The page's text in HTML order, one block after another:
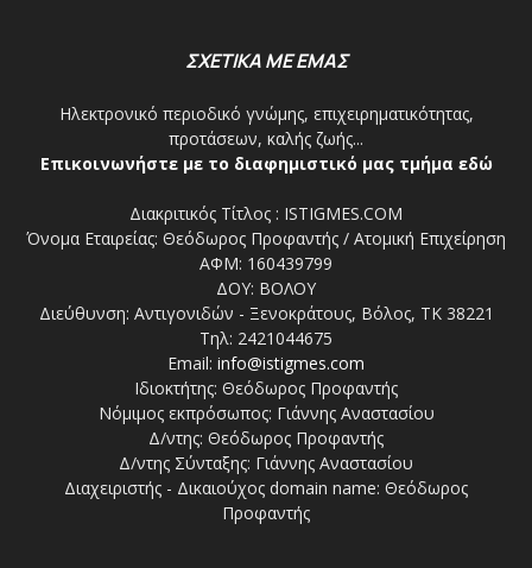
ΣΧΕΤΙΚΑ ΜΕ ΕΜΑΣ
Ηλεκτρονικό περιοδικό γνώμης, επιχειρηματικότητας,
προτάσεων, καλής ζωής...
Επικοινωνήστε με το διαφημιστικό μας τμήμα εδώ
Διακριτικός Τίτλος : ISTIGMES.COM
Όνομα Εταιρείας: Θεόδωρος Προφαντής / Ατομική Επιχείρηση
ΑΦΜ: 160439799
ΔΟΥ: ΒΟΛΟΥ
Διεύθυνση: Αντιγονιδών - Ξενοκράτους, Βόλος, ΤΚ 38221
Τηλ: 2421044675
Email: info@istigmes.com
Ιδιοκτήτης: Θεόδωρος Προφαντής
Νόμιμος εκπρόσωπος: Γιάννης Αναστασίου
Δ/ντης: Θεόδωρος Προφαντής
Δ/ντης Σύνταξης: Γιάννης Αναστασίου
Διαχειριστής - Δικαιούχος domain name: Θεόδωρος
Προφαντής